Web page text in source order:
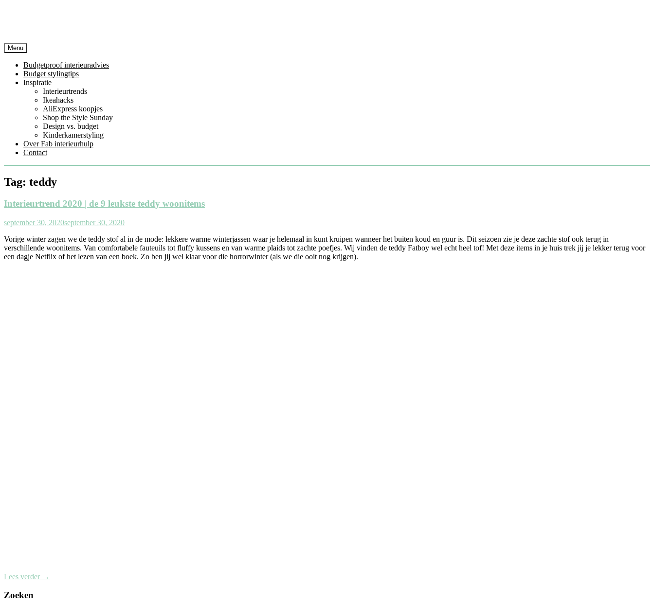
Menu
Budgetproof interieuradvies
Budget stylingtips
Inspiratie
Interieurtrends
Ikeahacks
AliExpress koopjes
Shop the Style Sunday
Design vs. budget
Kinderkamerstyling
Over Fab interieurhulp
Contact
Tag: teddy
Interieurtrend 2020 | de 9 leukste teddy woonitems
september 30, 2020september 30, 2020
Vorige winter zagen we de teddy stof al in de mode: lekkere warme winterjassen waar je helemaal in kunt kruipen wanneer het buiten koud en guur is. Dit seizoen zie je deze zachte stof ook terug in
verschillende woonitems. Van comfortabele fauteuils tot fluffy kussens en van warme plaids tot zachte poefjes. Wij vinden de teddy Fatboy wel echt heel tof! Met deze items in je huis trek jij je lekker terug voor
een dagje Netflix of het lezen van een boek. Zo ben jij wel klaar voor die horrorwinter (als we die ooit nog krijgen).
Lees verder →
Zoeken